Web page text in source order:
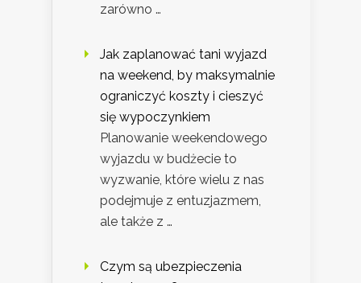
zarówno …
Jak zaplanować tani wyjazd
na weekend, by maksymalnie
ograniczyć koszty i cieszyć
się wypoczynkiem
Planowanie weekendowego
wyjazdu w budżecie to
wyzwanie, które wielu z nas
podejmuje z entuzjazmem,
ale także z …
Czym są ubezpieczenia